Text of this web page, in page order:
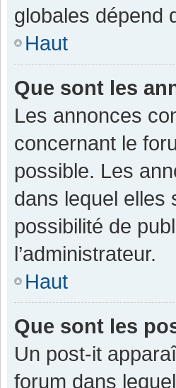
globales dépend
Haut
Que sont les
Les annonces
concernant le
possible. Les
dans lequel elles
possibilité de
l’administrateur.
Haut
Que sont les
Un post-it
forum dans